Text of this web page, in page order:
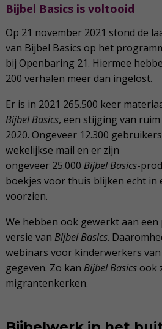
Bijbel Basics is voltooid
Op 21 november 2021 stond de
van Bijbel Basics op het
bij Openbaring 21. Hiermee
200 verhalen meer dan ingelost.
Er is in 2021 265.500 keer
Bijbel Basics, een stijging van
2020. Ongeveer 12.300
wekelijkse mail en er zijn
ongeveer 25.000 Bijbel Basics-
boekjes voor thuis blijken echt in
voorzien.
We hebben ook gewerkt aan een
versie van Bijbel Basics.
webinars voor kinderwerkers
gegeven. Zo kan Bijbel Basicsook
migrantenkerken.